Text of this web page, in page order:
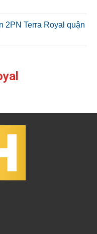
2PN Terra Royal quận